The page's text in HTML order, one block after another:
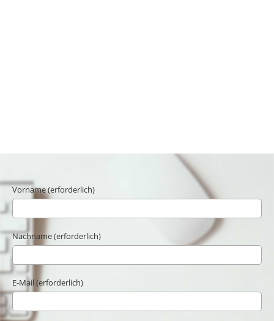
Vorname (erforderlich)
Nachname (erforderlich)
E-Mail (erforderlich)